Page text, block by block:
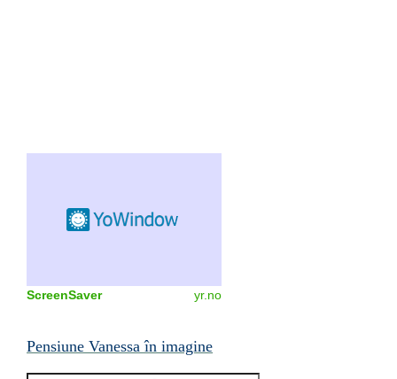
ScreenSaver yr.no
Pensiune Vanessa în imagine